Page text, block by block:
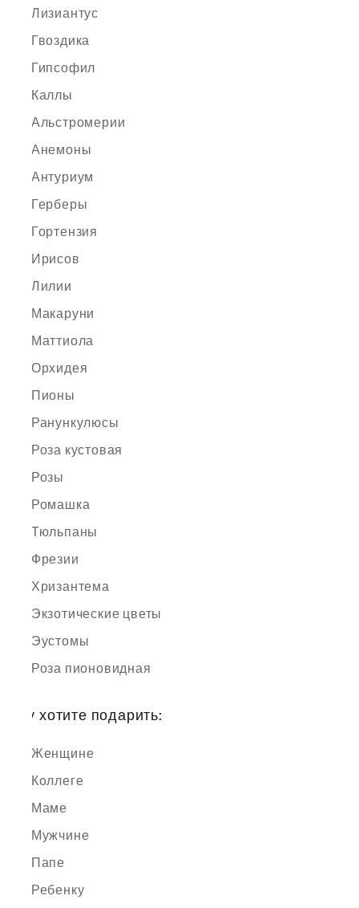
Лизиантус
Гвоздика
Гипсофил
Каллы
Альстромерии
Анемоны
Антуриум
Герберы
Гортензия
Ирисов
Лилии
Макаруни
Маттиола
Орхидея
Пионы
Ранункулюсы
Роза кустовая
Розы
Ромашка
Тюльпаны
Фрезии
Хризантема
Экзотические цветы
Эустомы
Роза пионовидная
Кому хотите подарить:
Женщине
Коллеге
Маме
Мужчине
Папе
Ребенку